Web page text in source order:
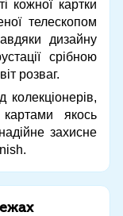
кожної картки
телескопом
дизайну
срібною
розваг.
якось
захисне